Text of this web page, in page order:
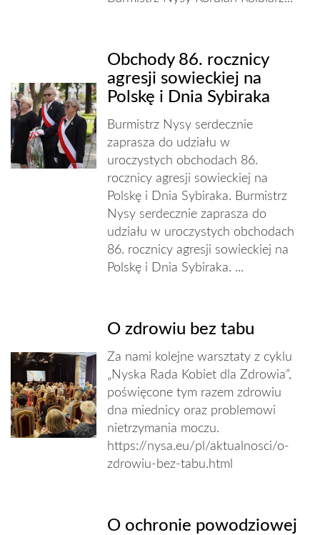
Obchody 86. rocznicy
agresji sowieckiej na
Polskę i Dnia Sybiraka
Burmistrz Nysy serdecznie
zaprasza do udziału w
uroczystych obchodach 86.
rocznicy agresji sowieckiej na
Polskę i Dnia Sybiraka. Burmistrz
Nysy serdecznie zaprasza do
udziału w uroczystych obchodach
86. rocznicy agresji sowieckiej na
Polskę i Dnia Sybiraka. ...
O zdrowiu bez tabu
Za nami kolejne warsztaty z cyklu
„Nyska Rada Kobiet dla Zdrowia”,
poświęcone tym razem zdrowiu
dna miednicy oraz problemowi
nietrzymania moczu.
https://nysa.eu/pl/aktualnosci/o-
zdrowiu-bez-tabu.html
O ochronie powodziowej